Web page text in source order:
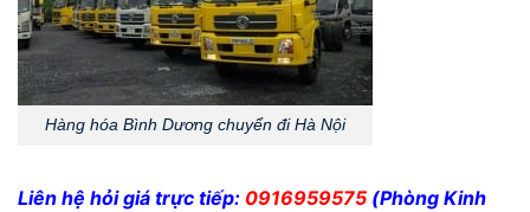
Hàng hóa Bình Dương chuyển đi Hà Nội
Liên hệ hỏi giá trực tiếp: 0916959575 (Phòng Kinh